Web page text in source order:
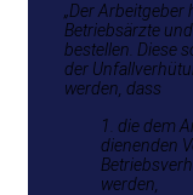
„Der Arbeitgeber
Betriebsärzte
bestellen. Diese
der
werden, dass
1. die dem
dienenden
werden,